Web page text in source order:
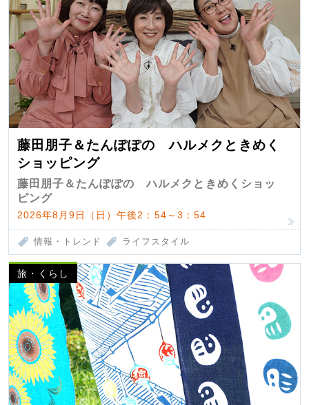
藤田朋子＆たんぽぽの ハルメクときめく
ショッピング
藤田朋子＆たんぽぽの ハルメクときめくショッ
ピング
2026年8月9日（日）午後2：54～3：54
情報・トレンド ライフスタイル
旅・くらし